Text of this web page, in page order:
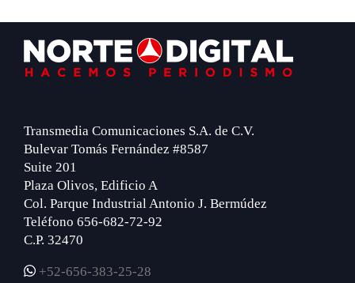
Footer
Transmedia Comunicaciones S.A. de C.V.
Bulevar Tomás Fernández #8587
Suite 201
Plaza Olivos, Edificio A
Col. Parque Industrial Antonio J. Bermúdez
Teléfono 656-682-72-92
C.P. 32470
+52-656-383-25-28